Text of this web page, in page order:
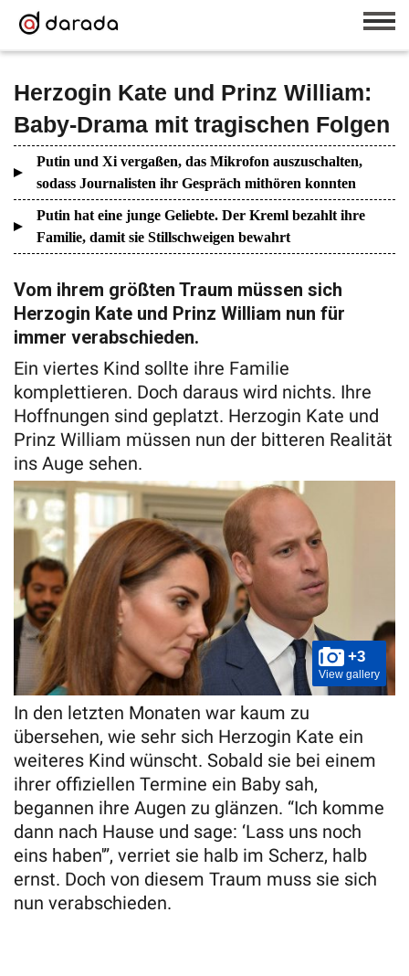
Herzogin Kate und Prinz William:
Baby-Drama mit tragischen Folgen
Putin und Xi vergaßen, das Mikrofon auszuschalten,
sodass Journalisten ihr Gespräch mithören konnten
Putin hat eine junge Geliebte. Der Kreml bezahlt ihre
Familie, damit sie Stillschweigen bewahrt
Vom ihrem größten Traum müssen sich
Herzogin Kate und Prinz William nun für
immer verabschieden.
Ein viertes Kind sollte ihre Familie
komplettieren. Doch daraus wird nichts. Ihre
Hoffnungen sind geplatzt. Herzogin Kate und
Prinz William müssen nun der bitteren Realität
ins Auge sehen.
+3
View gallery
In den letzten Monaten war kaum zu
übersehen, wie sehr sich Herzogin Kate ein
weiteres Kind wünscht. Sobald sie bei einem
ihrer offiziellen Termine ein Baby sah,
begannen ihre Augen zu glänzen. “Ich komme
dann nach Hause und sage: ‘Lass uns noch
eins haben'”, verriet sie halb im Scherz, halb
ernst. Doch von diesem Traum muss sie sich
nun verabschieden.